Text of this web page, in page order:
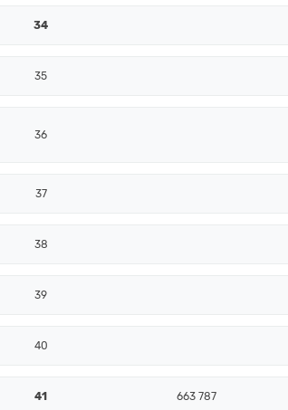
34
35
36
37
38
39
40
41 663 787